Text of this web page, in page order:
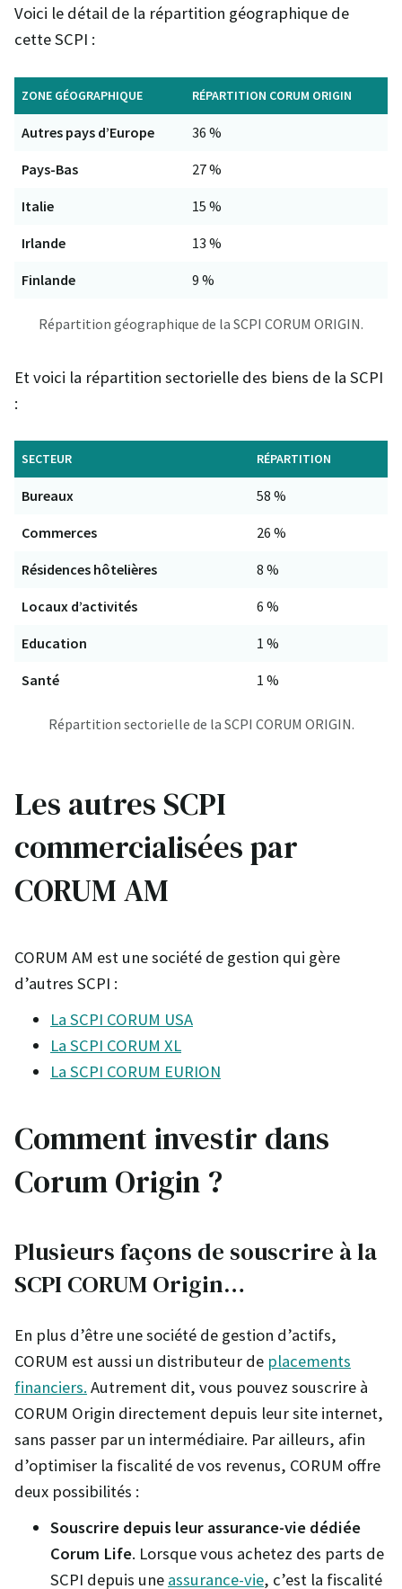
Voici le détail de la répartition géographique de
cette SCPI :
ZONE GÉOGRAPHIQUE RÉPARTITION CORUM ORIGIN
Autres pays d’Europe 36 %
Pays-Bas 27 %
Italie 15 %
Irlande 13 %
Finlande 9 %
Répartition géographique de la SCPI CORUM ORIGIN.
Et voici la répartition sectorielle des biens de la SCPI
:
SECTEUR RÉPARTITION
Bureaux 58 %
Commerces 26 %
Résidences hôtelières 8 %
Locaux d’activités 6 %
Education 1 %
Santé 1 %
Répartition sectorielle de la SCPI CORUM ORIGIN.
Les autres SCPI
commercialisées par
CORUM AM
CORUM AM est une société de gestion qui gère
d’autres SCPI :
La SCPI CORUM USA
La SCPI CORUM XL
La SCPI CORUM EURION
Comment investir dans
Corum Origin ?
Plusieurs façons de souscrire à la
SCPI CORUM Origin…
En plus d’être une société de gestion d’actifs,
CORUM est aussi un distributeur de placements
financiers. Autrement dit, vous pouvez souscrire à
CORUM Origin directement depuis leur site internet,
sans passer par un intermédiaire. Par ailleurs, afin
d’optimiser la fiscalité de vos revenus, CORUM offre
deux possibilités :
Souscrire depuis leur assurance-vie dédiée
Corum Life. Lorsque vous achetez des parts de
SCPI depuis une assurance-vie, c’est la fiscalité